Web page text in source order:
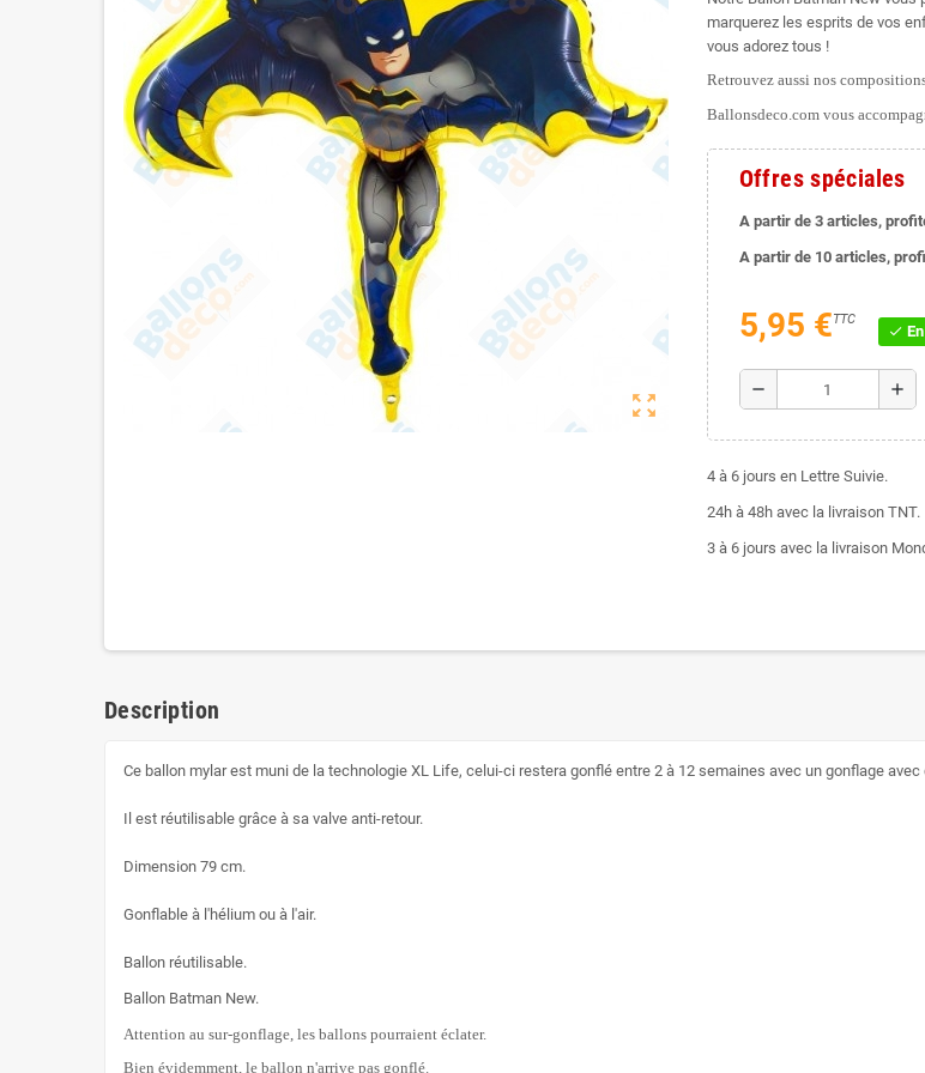
zoom_out_map
marquerez les esprits de vos
vous adorez tous !
Retrouvez aussi nos
Ballonsdeco.com vous
Offres spéciales
A partir de 3 articles,
A partir de 10 articles,
5,95 €TTC
check
remove add
4 à 6 jours en Lettre Suivie.
24h à 48h avec la livraison TNT.
3 à 6 jours avec la livraison
Description
Ce ballon mylar est muni de la technologie XL Life, celui-ci restera gonflé entre 2 à 12 semaines avec un gonflage
Il est réutilisable grâce à sa valve anti-retour.
Dimension 79 cm.
Gonflable à l'hélium ou à l'air.
Ballon réutilisable.
Ballon Batman New.
Attention au sur-gonflage, les ballons pourraient éclater.
Bien évidemment, le ballon n'arrive pas gonflé.